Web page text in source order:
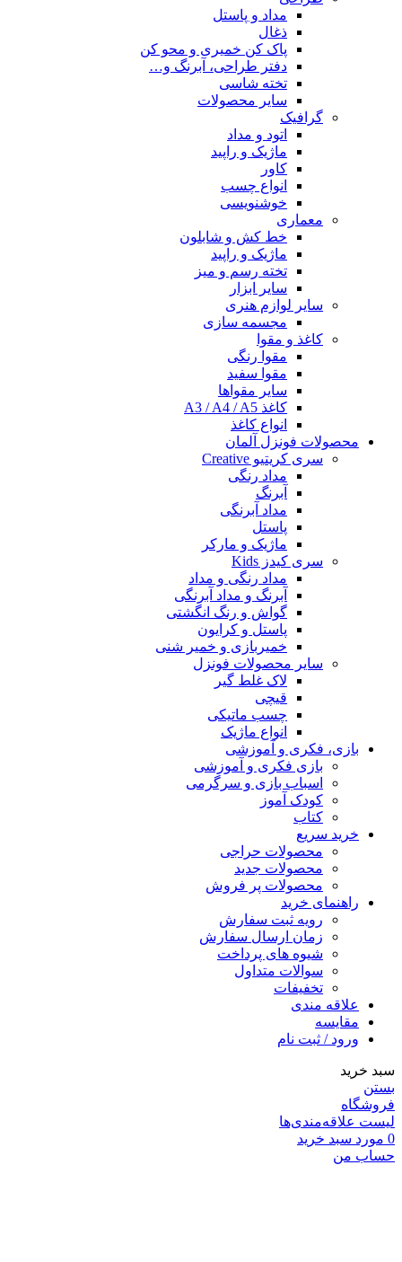
مداد و پاستل
ذغال
پاک کن خمیری و محو کن
دفتر طراحی، آبرنگ و…
تخته شاسی
سایر محصولات
گرافیک
اتود و مداد
ماژیک و راپید
کاور
انواع چسب
خوشنویسی
معماری
خط کش و شابلون
ماژیک و راپید
تخته رسم و میز
سایر ابزار
سایر لوازم هنری
مجسمه سازی
کاغذ و مقوا
مقوا رنگی
مقوا سفید
سایر مقواها
کاغذ A3 / A4 / A5
انواع کاغذ
محصولات فونزل آلمان
سری کریتیو Creative
مداد رنگی
آبرنگ
مداد آبرنگی
پاستل
ماژیک و مارکر
سری کیدز Kids
مداد رنگی و مداد
آبرنگ و مداد آبرنگی
گواش و رنگ انگشتی
پاستل و کرایون
خمیربازی و خمیر شنی
سایر محصولات فونزل
لاک غلط گیر
قیچی
چسب ماتیکی
انواع ماژیک
بازی، فکری و آموزشی
بازی فکری و آموزشی
اسباب بازی و سرگرمی
کودک آموز
کتاب
خرید سریع
محصولات حراجی
محصولات جدید
محصولات پر فروش
راهنمای خرید
رویه ثبت سفارش
زمان ارسال سفارش
شیوه های پرداخت
سوالات متداول
تخفیفات
علاقه مندی
مقايسه
ورود / ثبت نام
سبد خرید
بستن
فروشگاه
لیست علاقه‌مندی‌ها
0 مورد سبد خرید
حساب من